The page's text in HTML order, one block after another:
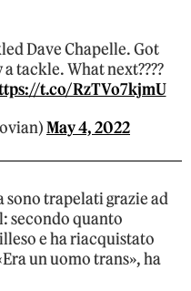
Dave Chapelle. Got
tackle. What next????
t.co/RzTVo7kjmU
May 4, 2022
trapelati grazie ad
secondo quanto
e ha riacquistato
un uomo trans», ha